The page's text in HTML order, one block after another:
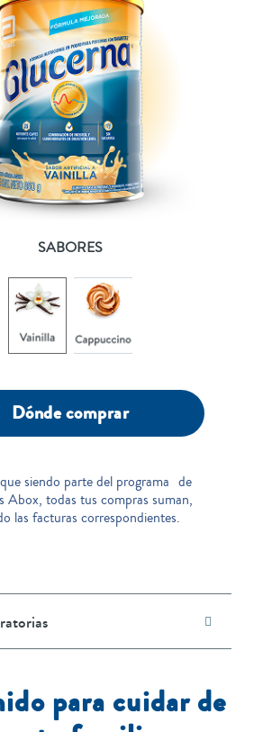
SABORES
Dónde comprar
siendo parte del programa de
Abox, todas tus compras suman,
las facturas correspondientes.
para cuidar de